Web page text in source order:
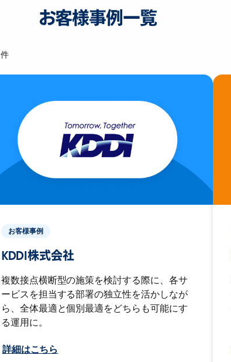
お客様事例一覧
件
お客様事例
KDDI株式会社
複数接点横断型の施策を検討する際に、各サ
ービスを担当する部署の独立性を活かしなが
ら、全体最適と個別最適をどちらも可能にす
る運用に。
詳細はこちら